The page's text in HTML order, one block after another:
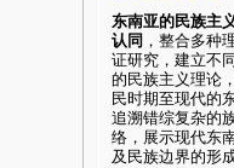
东南亚的民族主
认同 ，整合多种
证研究，建立不
的民族主义理论
民时期至现代的
追溯错综复杂的
络，展示现代东
及民族边界的形